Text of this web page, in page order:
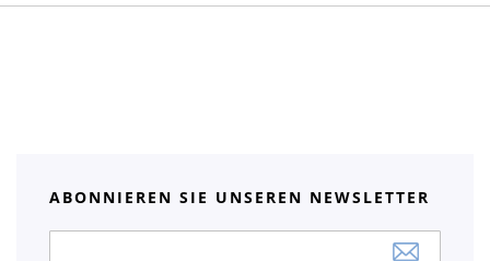
ABONNIEREN SIE UNSEREN NEWSLETTER